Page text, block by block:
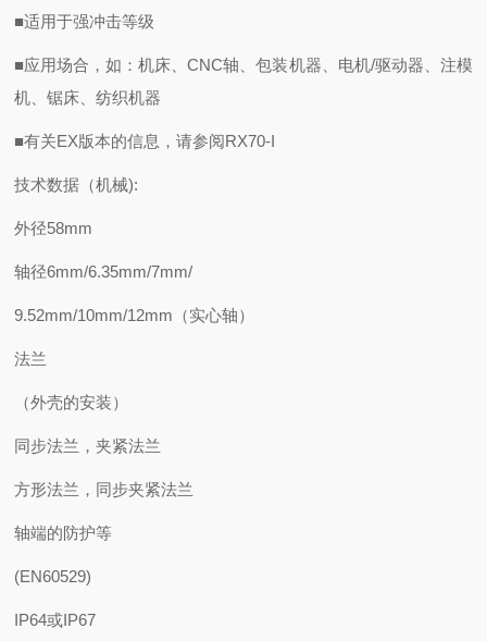
■适用于强冲击等级
■应用场合，如：机床、CNC轴、包装机器、电机/驱动器、注模
机、锯床、纺织机器
■有关EX版本的信息，请参阅RX70-I
技术数据（机械):
外径58mm
轴径6mm/6.35mm/7mm/
9.52mm/10mm/12mm（实心轴）
法兰
（外壳的安装）
同步法兰，夹紧法兰
方形法兰，同步夹紧法兰
轴端的防护等
(EN60529)
IP64或IP67